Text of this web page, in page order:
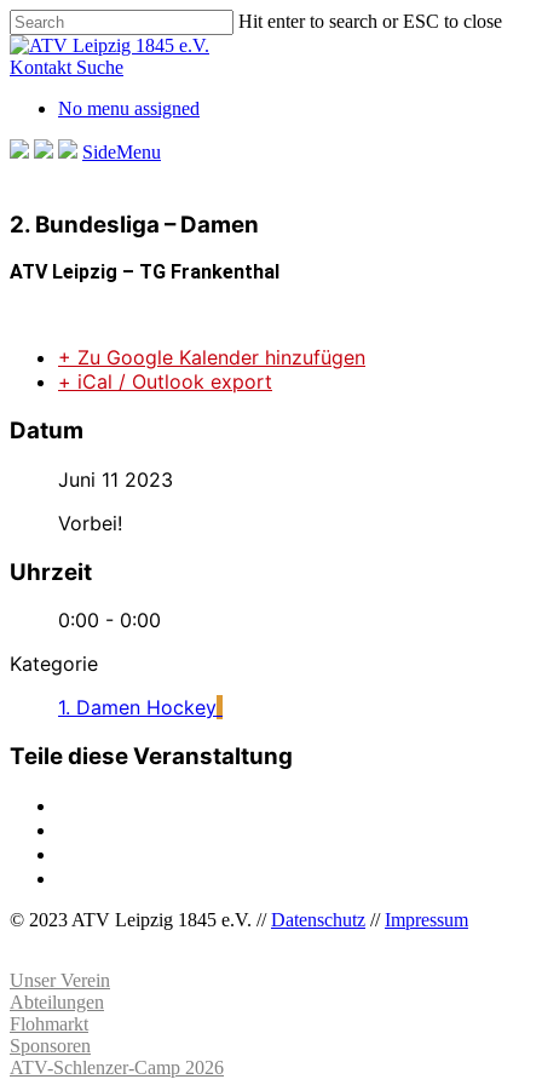
Skip
to
main
Hit enter to search or ESC to close
Close
Search
Kontakt Suche
No menu assigned
SideMenu
2. Bundesliga – Damen
ATV Leipzig – TG Frankenthal
+ Zu Google Kalender hinzufügen
+ iCal / Outlook export
Datum
Juni 11 2023
Vorbei!
Uhrzeit
0:00 - 0:00
Kategorie
1. Damen Hockey
Teile diese Veranstaltung
© 2023 ATV Leipzig 1845 e.V. //Datenschutz //Impressum
Unser Verein
Abteilungen
Flohmarkt
Sponsoren
ATV-Schlenzer-Camp 2026